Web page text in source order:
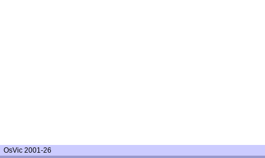
OsVic 2001-26